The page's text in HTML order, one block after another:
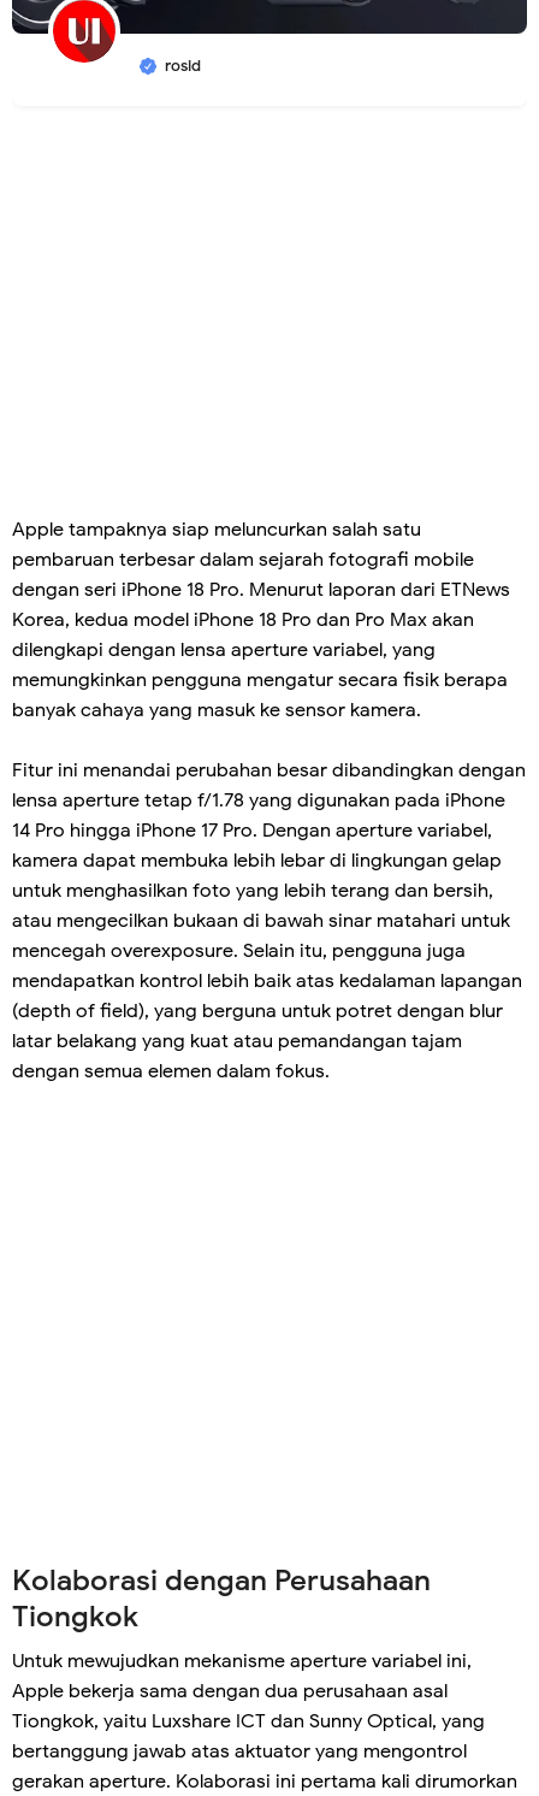
rosid
Apple tampaknya siap meluncurkan salah satu
pembaruan terbesar dalam sejarah fotografi mobile
dengan seri iPhone 18 Pro. Menurut laporan dari ETNews
Korea, kedua model iPhone 18 Pro dan Pro Max akan
dilengkapi dengan lensa aperture variabel, yang
memungkinkan pengguna mengatur secara fisik berapa
banyak cahaya yang masuk ke sensor kamera.
Fitur ini menandai perubahan besar dibandingkan dengan
lensa aperture tetap f/1.78 yang digunakan pada iPhone
14 Pro hingga iPhone 17 Pro. Dengan aperture variabel,
kamera dapat membuka lebih lebar di lingkungan gelap
untuk menghasilkan foto yang lebih terang dan bersih,
atau mengecilkan bukaan di bawah sinar matahari untuk
mencegah overexposure. Selain itu, pengguna juga
mendapatkan kontrol lebih baik atas kedalaman lapangan
(depth of field), yang berguna untuk potret dengan blur
latar belakang yang kuat atau pemandangan tajam
dengan semua elemen dalam fokus.
Kolaborasi dengan Perusahaan
Tiongkok
Untuk mewujudkan mekanisme aperture variabel ini,
Apple bekerja sama dengan dua perusahaan asal
Tiongkok, yaitu Luxshare ICT dan Sunny Optical, yang
bertanggung jawab atas aktuator yang mengontrol
gerakan aperture. Kolaborasi ini pertama kali dirumorkan